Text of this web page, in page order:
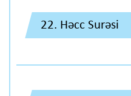
22. Həcc Surəsi